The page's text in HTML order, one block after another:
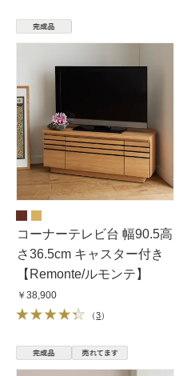
コーナーテレビ台 幅90.5高
さ36.5cm キャスター付き
【Remonte/ルモンテ】
￥38,900
（3）